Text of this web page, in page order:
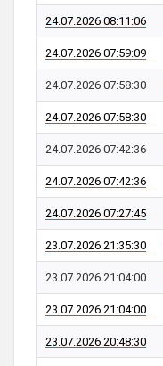
24.07.2026 08:11:06
24.07.2026 07:59:09
24.07.2026 07:58:30
24.07.2026 07:58:30
24.07.2026 07:42:36
24.07.2026 07:42:36
24.07.2026 07:27:45
23.07.2026 21:35:30
23.07.2026 21:04:00
23.07.2026 21:04:00
23.07.2026 20:48:30